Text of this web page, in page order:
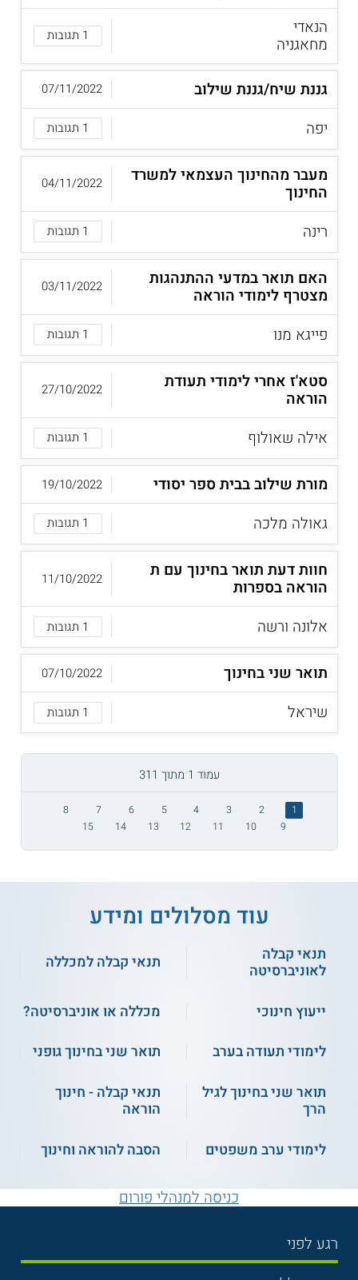
הנאדי
מחאגניה 1 תגובות
גננת שיח/גננת שילוב
יפה
1 תגובות
07/11/2022
מעבר מהחינוך העצמאי למשרד
החינוך
רינה
1 תגובות
04/11/2022
האם תואר במדעי ההתנהגות
מצטרף לימודי הוראה
פייגא מנו
1 תגובות
03/11/2022
סטא'ז אחרי לימודי תעודת
הוראה
אילה שאולוף
1 תגובות
27/10/2022
מורת שילוב בבית ספר יסודי
גאולה מלכה
1 תגובות
19/10/2022
חוות דעת תואר בחינוך עם ת
הוראה בספרות
אלונה ורשה
1 תגובות
11/10/2022
תואר שני בחינוך
שיראל
1 תגובות
07/10/2022
עמוד 1 מתוך 311
1
2
3
4
5
6
7
8
9
10
11
12
13
14
15
עוד מסלולים ומידע
תנאי קבלה
לאוניברסיטה
תנאי קבלה למכללה
ייעוץ חינוכי
מכללה או אוניברסיטה?
לימודי תעודה בערב
תואר שני בחינוך גופני
תואר שני בחינוך לגיל
הרך
תנאי קבלה - חינוך
הוראה
לימודי ערב משפטים
הסבה להוראה וחינוך
כניסה למנהלי פורום
רגע לפני